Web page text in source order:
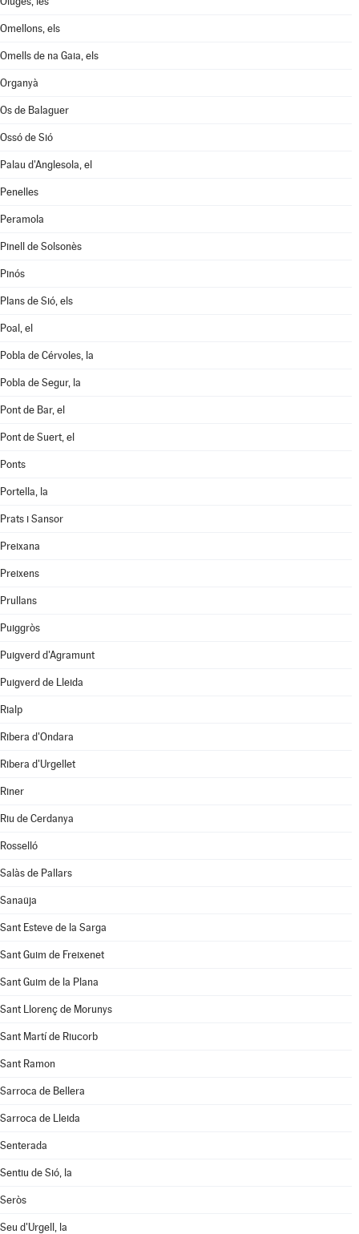
Omellons, els
Omells de na Gaia, els
Organyà
Os de Balaguer
Ossó de Sió
Palau d'Anglesola, el
Penelles
Peramola
Pinell de Solsonès
Pinós
Plans de Sió, els
Poal, el
Pobla de Cérvoles, la
Pobla de Segur, la
Pont de Bar, el
Pont de Suert, el
Ponts
Portella, la
Prats i Sansor
Preixana
Preixens
Prullans
Puiggròs
Puigverd d'Agramunt
Puigverd de Lleida
Rialp
Ribera d'Ondara
Ribera d'Urgellet
Riner
Riu de Cerdanya
Rosselló
Salàs de Pallars
Sanaüja
Sant Esteve de la Sarga
Sant Guim de Freixenet
Sant Guim de la Plana
Sant Llorenç de Morunys
Sant Martí de Riucorb
Sant Ramon
Sarroca de Bellera
Sarroca de Lleida
Senterada
Sentiu de Sió, la
Seròs
Seu d'Urgell, la